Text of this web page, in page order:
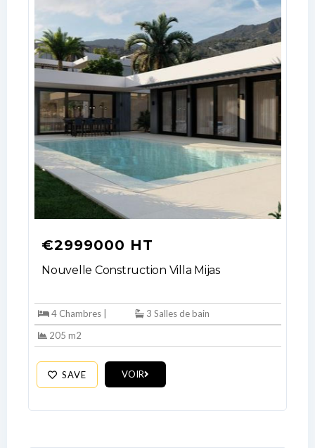
€2999000 HT
Nouvelle Construction Villa Mijas
4 Chambres |
3 Salles de bain
205 m2
SAVE VOIR